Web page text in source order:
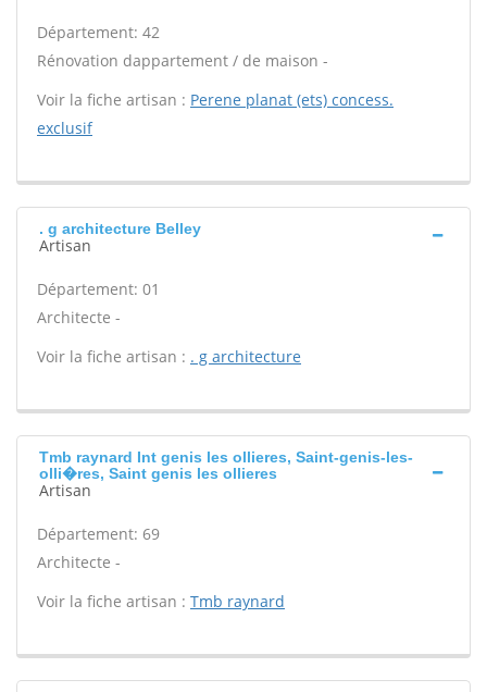
Département: 42
Rénovation dappartement / de maison -
Voir la fiche artisan : Perene planat (ets) concess.
exclusif
. g architecture Belley
Artisan
Département: 01
Architecte -
Voir la fiche artisan : . g architecture
Tmb raynard Int genis les ollieres, Saint-genis-les-
olli�res, Saint genis les ollieres
Artisan
Département: 69
Architecte -
Voir la fiche artisan : Tmb raynard